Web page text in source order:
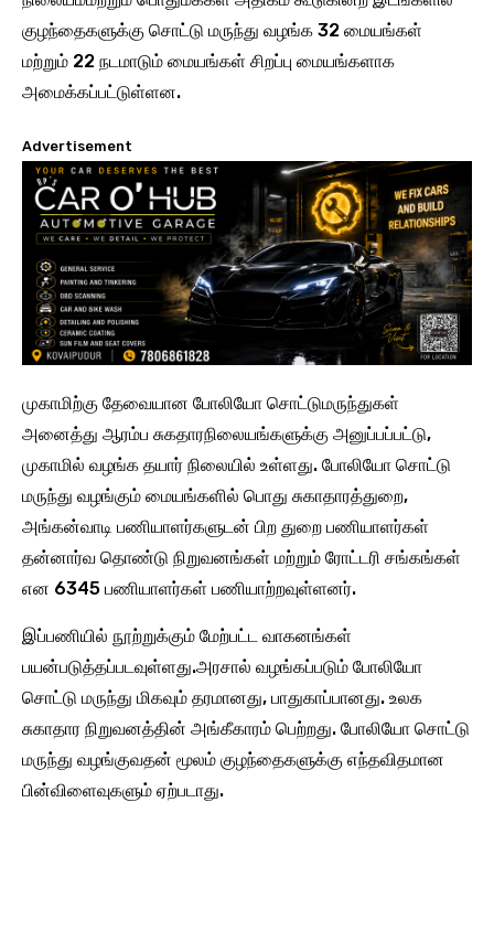
குழந்தைகளுக்கு சொட்டு மருந்து வழங்க 32 மையங்கள்
மற்றும் 22 நடமாடும் மையங்கள் சிறப்பு மையங்களாக
அமைக்கப்பட்டுள்ளன.
Advertisement
முகாமிற்கு தேவையான போலியோ சொட்டுமருந்துகள்
அனைத்து ஆரம்ப சுகதாரநிலையங்களுக்கு அனுப்பப்பட்டு,
முகாமில் வழங்க தயார் நிலையில் உள்ளது. போலியோ சொட்டு
மருந்து வழங்கும் மையங்களில் பொது சுகாதாரத்துறை,
அங்கன்வாடி பணியாளர்களுடன் பிற துறை பணியாளர்கள்
தன்னார்வ தொண்டு நிறுவனங்கள் மற்றும் ரோட்டரி சங்கங்கள்
என 6345 பணியாளர்கள் பணியாற்றவுள்ளனர்.
இப்பணியில் நூற்றுக்கும் மேற்பட்ட வாகனங்கள்
பயன்படுத்தப்படவுள்ளது.அரசால் வழங்கப்படும் போலியோ
சொட்டு மருந்து மிகவும் தரமானது, பாதுகாப்பானது. உலக
சுகாதார நிறுவனத்தின் அங்கீகாரம் பெற்றது. போலியோ சொட்டு
மருந்து வழங்குவதன் மூலம் குழந்தைகளுக்கு எந்தவிதமான
பின்விளைவுகளும் ஏற்படாது.